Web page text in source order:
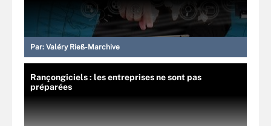
Par: Valéry Rieß-Marchive
Rançongiciels : les entreprises ne sont pas
préparées